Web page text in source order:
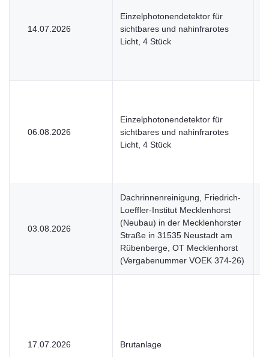
14.07.2026
Einzelphotonendetektor für
sichtbares und nahinfrarotes
Licht, 4 Stück
06.08.2026
Einzelphotonendetektor für
sichtbares und nahinfrarotes
Licht, 4 Stück
03.08.2026
Dachrinnenreinigung, Friedrich-
Loeffler-Institut Mecklenhorst
(Neubau) in der Mecklenhorster
Straße in 31535 Neustadt am
Rübenberge, OT Mecklenhorst
(Vergabenummer VOEK 374-26)
17.07.2026 Brutanlage